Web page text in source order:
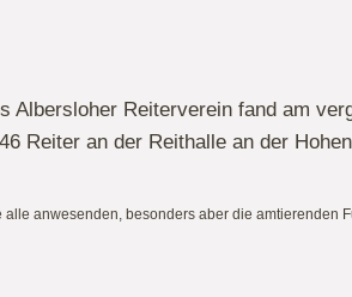
Albersloher Reiterverein fand am
Reiter an der Reithalle an der
anwesenden, besonders aber die amtierenden